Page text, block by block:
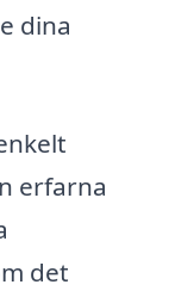
dina
erfarna
det